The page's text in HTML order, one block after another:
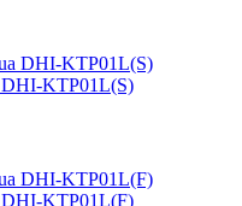
KTP01L(S)
DHI-KTP01L(F)